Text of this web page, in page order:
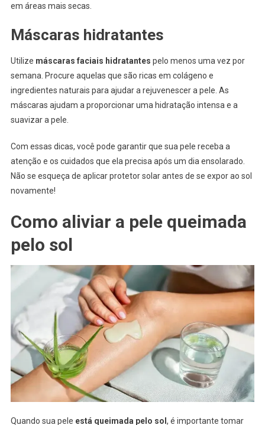
em áreas mais secas.
Máscaras hidratantes
Utilize máscaras faciais hidratantes pelo menos uma vez por
semana. Procure aquelas que são ricas em colágeno e
ingredientes naturais para ajudar a rejuvenescer a pele. As
máscaras ajudam a proporcionar uma hidratação intensa e a
suavizar a pele.
Com essas dicas, você pode garantir que sua pele receba a
atenção e os cuidados que ela precisa após um dia ensolarado.
Não se esqueça de aplicar protetor solar antes de se expor ao sol
novamente!
Como aliviar a pele queimada
pelo sol
Quando sua pele está queimada pelo sol , é importante tomar